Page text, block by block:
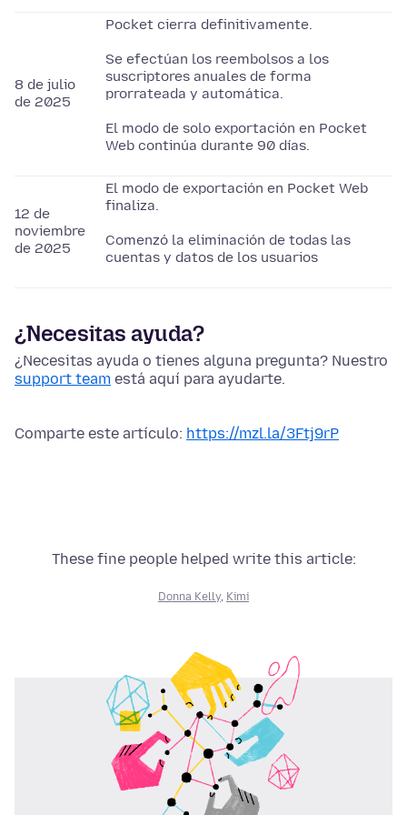
8 de julio
de 2025
Pocket cierra definitivamente.
Se efectúan los reembolsos a los
suscriptores anuales de forma
prorrateada y automática.
El modo de solo exportación en Pocket
Web continúa durante 90 días.
12 de
noviembre
de 2025
El modo de exportación en Pocket Web
finaliza.
Comenzó la eliminación de todas las
cuentas y datos de los usuarios
¿Necesitas ayuda?
¿Necesitas ayuda o tienes alguna pregunta? Nuestro
support team está aquí para ayudarte.
Comparte este artículo: https://mzl.la/3Ftj9rP
These fine people helped write this article:
Donna Kelly, Kimi